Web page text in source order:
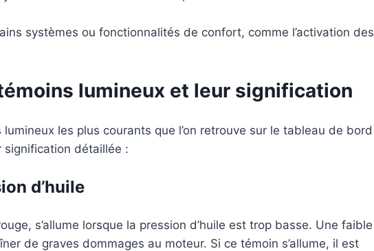
systèmes ou fonctionnalités de confort, comme l’activation des
lumineux et leur signification
les plus courants que l’on retrouve sur le tableau de bord
signification détaillée :
d’huile
s’allume lorsque la pression d’huile est trop basse. Une faible
de graves dommages au moteur. Si ce témoin s’allume, il est